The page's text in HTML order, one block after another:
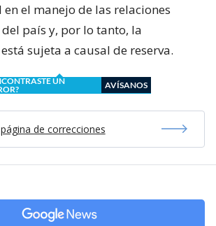
el manejo de las relaciones
país y, por lo tanto, la
sujeta a causal de reserva.
UN
AVÍSANOS
de correcciones